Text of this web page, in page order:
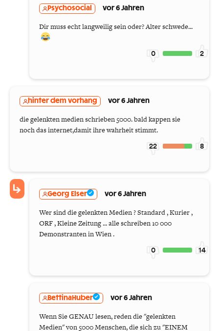
Psychosocial vor 6 Jahren
Dir muss echt langweilig sein oder? Alter schwede...
0 2
hinter dem vorhang vor 6 Jahren
die gelenkten medien schrieben 5000. bald kappen sie
noch das internet,damit ihre wahrheit stimmt.
22 8
Georg Elser vor 6 Jahren
Wer sind die gelenkten Medien ? Standard , Kurier ,
ORF , Kleine Zeitung ... alle schreiben 10 000
Demonstranten in Wien .
0 14
BettinaHuber vor 6 Jahren
Wenn Sie GENAU lesen, reden die "gelenkten
Medien" von 5000 Menschen, die sich zu "EINEM